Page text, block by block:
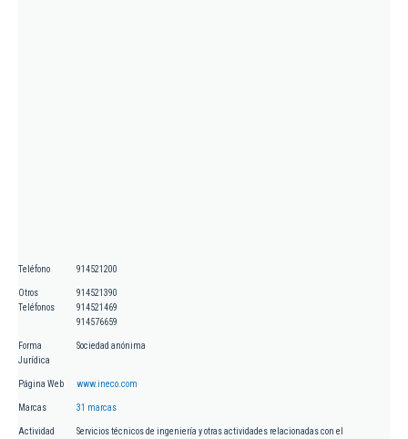
Teléfono 914521200
Otros
Teléfonos
914521390
914521469
914576659
Forma
Jurídica
Sociedad anónima
Página Web www.ineco.com
Marcas 31 marcas
Actividad
Servicios técnicos de ingeniería y otras actividades relacionadas con el